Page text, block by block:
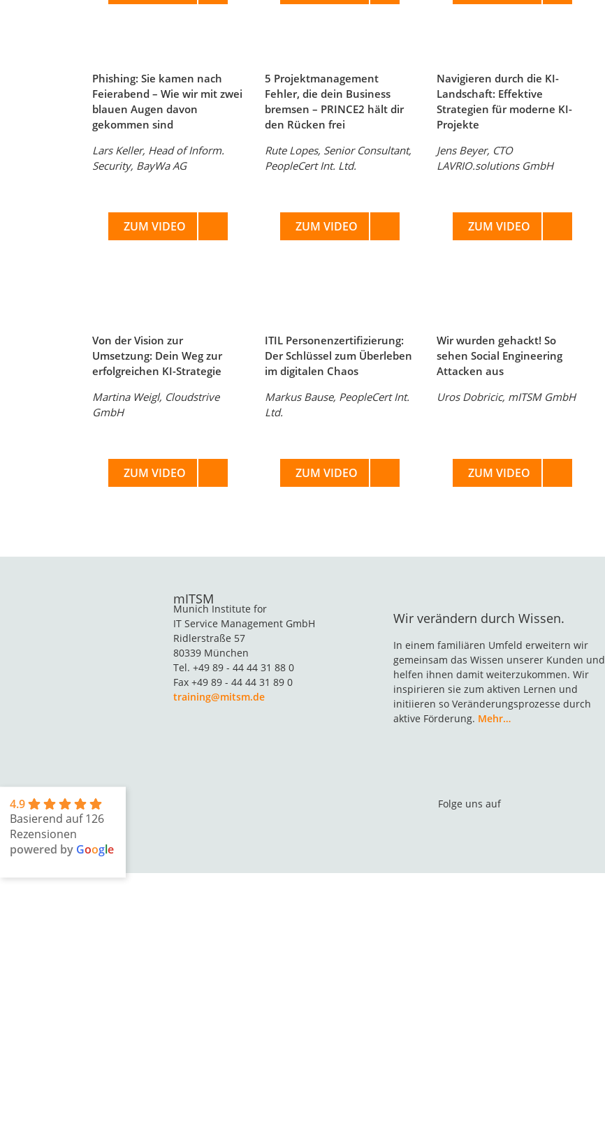
Phishing: Sie kamen nach
Feierabend – Wie wir mit zwei
blauen Augen davon
gekommen sind
Lars Keller, Head of Inform.
Security, BayWa AG
ZUM VIDEO
5 Projektmanagement
Fehler, die dein Business
bremsen – PRINCE2 hält dir
den Rücken frei
Rute Lopes, Senior Consultant,
PeopleCert Int. Ltd.
ZUM VIDEO
Navigieren durch die KI-
Landschaft: Effektive
Strategien für moderne KI-
Projekte
Jens Beyer, CTO
LAVRIO.solutions GmbH
ZUM VIDEO
Von der Vision zur
Umsetzung: Dein Weg zur
erfolgreichen KI-Strategie
Martina Weigl, Cloudstrive
GmbH
ZUM VIDEO
ITIL Personenzertifizierung:
Der Schlüssel zum Überleben
im digitalen Chaos
Markus Bause, PeopleCert Int.
Ltd.
ZUM VIDEO
Wir wurden gehackt! So
sehen Social Engineering
Attacken aus
Uros Dobricic, mITSM GmbH
ZUM VIDEO
4.9
Basierend auf 126
Rezensionen
powered by Google
mITSM
Munich Institute for
IT Service Management GmbH
Ridlerstraße 57
80339 München
Tel. +49 89 - 44 44 31 88 0
Fax +49 89 - 44 44 31 89 0
training@mitsm.de
Wir verändern durch Wissen.
In einem familiären Umfeld erweitern wir
gemeinsam das Wissen unserer Kunden und
helfen ihnen damit weiterzukommen. Wir
inspirieren sie zum aktiven Lernen und
initiieren so Veränderungsprozesse durch
aktive Förderung. Mehr…
Folge uns auf